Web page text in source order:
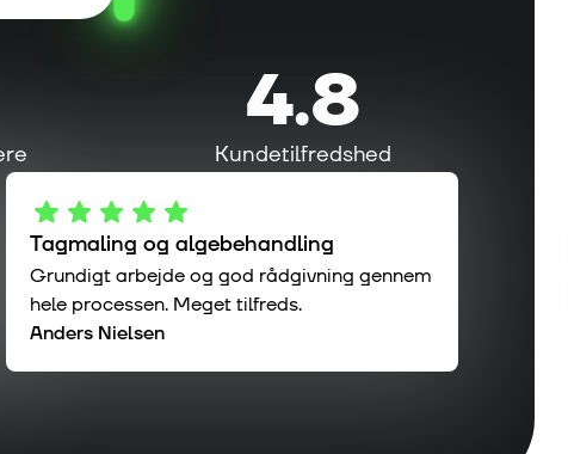
4.8
Kundetilfredshed
Tagmaling og algebehandling
Grundigt arbejde og god rådgivning gennem
hele processen. Meget tilfreds.
Anders Nielsen